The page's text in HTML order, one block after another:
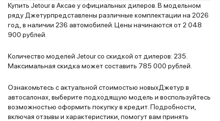
загрузкой, хотя на обгонах
иногда хочется больше
мощности. На дачу ездим
регулярно, подвеска справляется
с грунтовкой нормально. Из
минусов пластик в салоне
мультимедиа тормозит при
подключении телефона. Для
семьи с детьми то, что надо.
без
гоночный,
расход
Немного
включать.
только
глючила
Купить Jetour в Аксае у официальных дилеров. В модельном
ряду Джетурпредставлены различные комплектации на 2026
год, в наличии 236 автомобилей. Цены начинаются от 2 048
900 рублей.
Количество моделей Jetour со скидкой от дилеров: 235.
Максимальная скидка может составить 785 000 рублей.
Ознакомьтесь с актуальной стоимостью новыхДжетур в
автосалонах, выберите подходящую модель и воспользуйтесь
возможностью оформить покупку в кредит. Подробности,
включая отзывы и характеристики, помогут вам принять